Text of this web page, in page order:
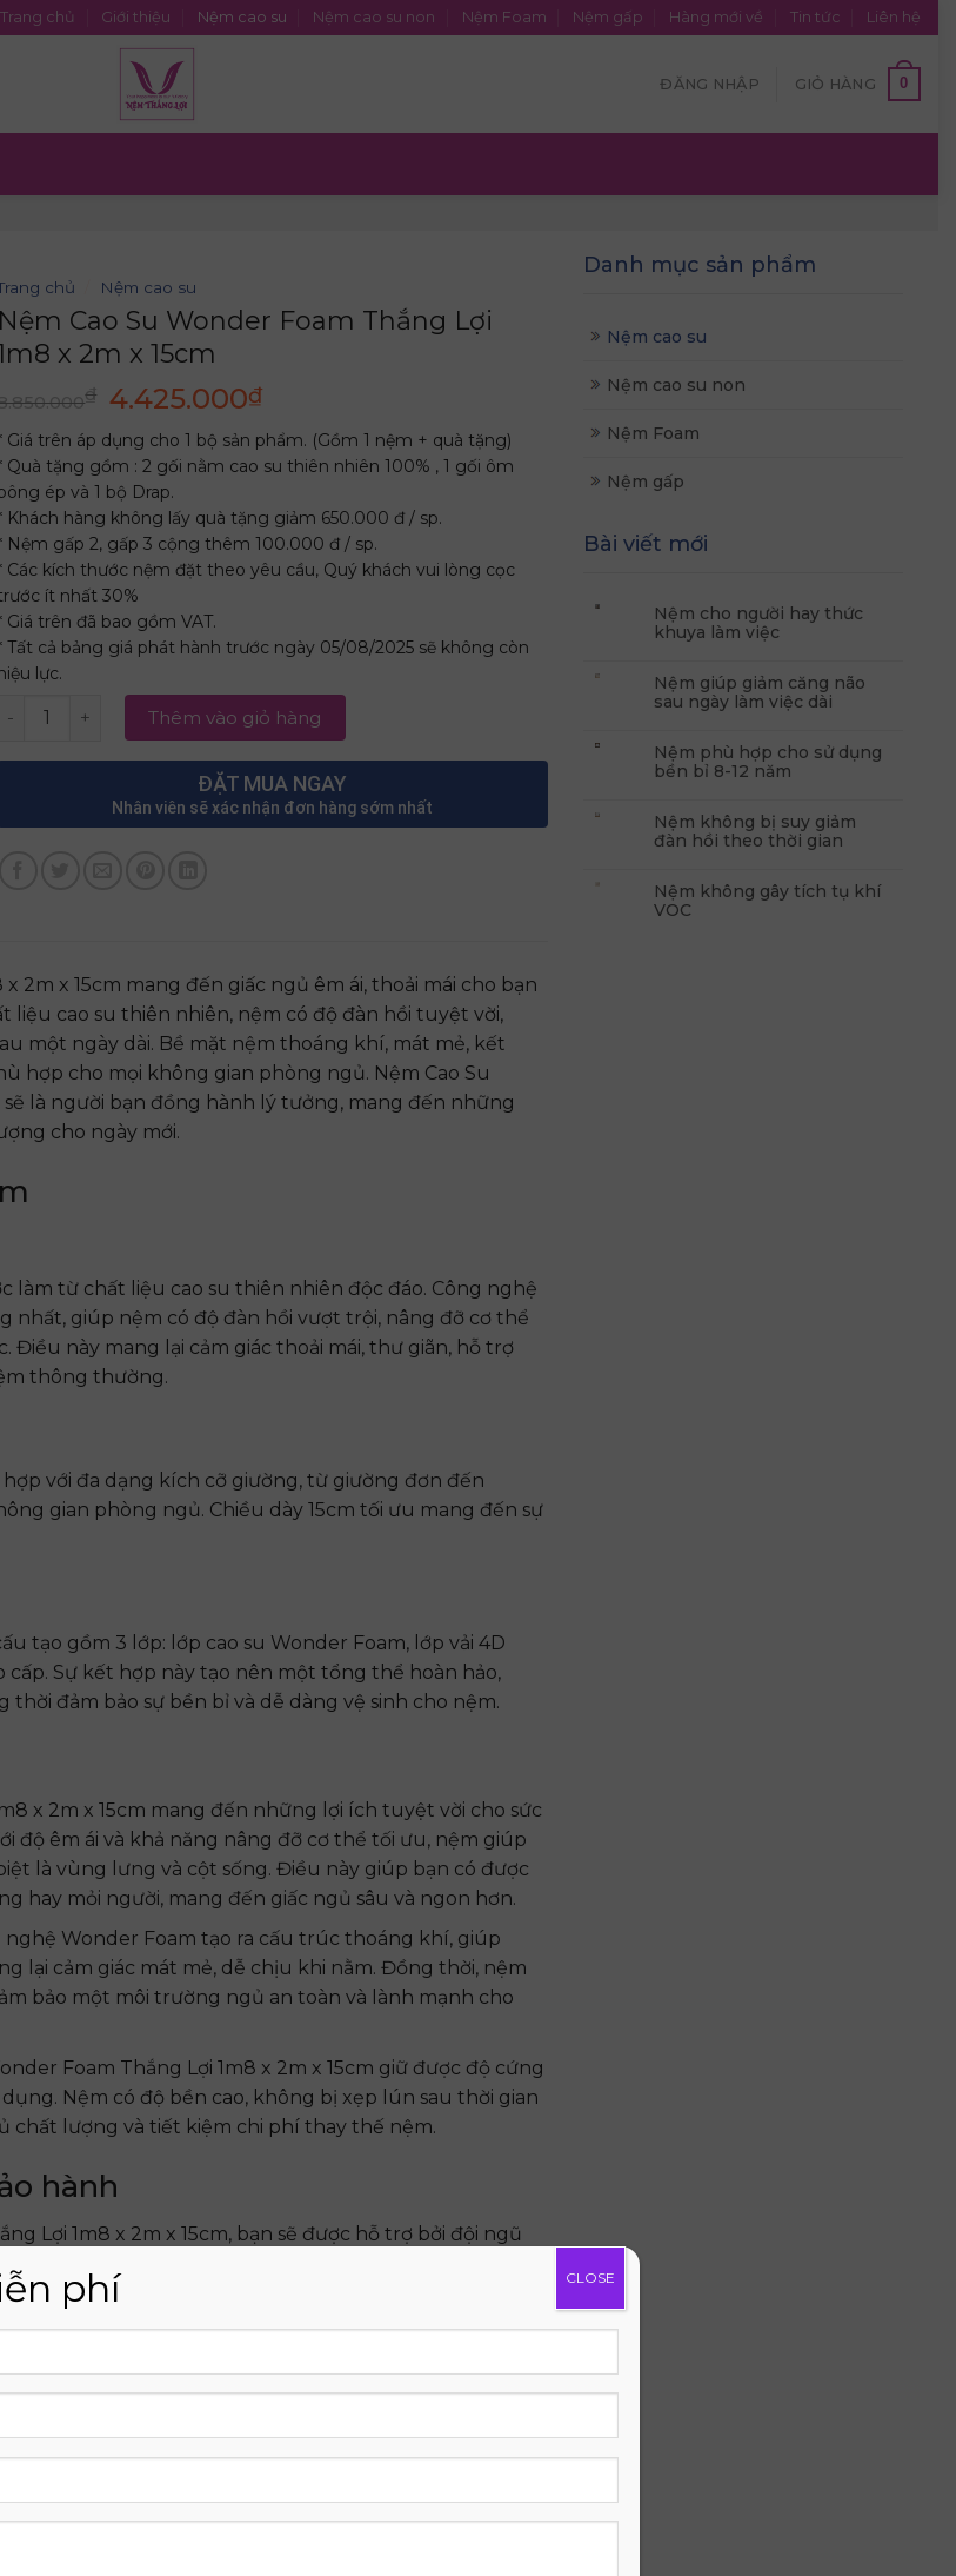
Trang chủ Giới thiệu Nệm cao su Nệm cao su non Nệm Foam Nệm gấp Hàng mới về Tin tức Liên hệ
ĐĂNG NHẬP GIỎ HÀNG 0
Danh mục sản phẩm
Nệm cao su
Nệm cao su non
Nệm Foam
Nệm gấp
Bài viết mới
Nệm cho người hay thức
khuya làm việc
Nệm giúp giảm căng não
sau ngày làm việc dài
Nệm phù hợp cho sử dụng
bền bỉ 8-12 năm
Nệm không bị suy giảm
đàn hồi theo thời gian
Nệm không gây tích tụ khí
VOC
chủ Nệm cao su
Nệm Cao Su Wonder Foam Thắng Lợi
x 2m x 15cm
₫ Giá
gốc
là:
8.850.000₫.
4.425.000₫Giá
hiện
tại
là:
4.425.000₫.
Giá trên áp dụng cho 1 bộ sản phẩm. (Gồm 1 nệm + quà tặng)
Quà tặng gồm : 2 gối nằm cao su thiên nhiên 100% , 1 gối ôm
ép và 1 bộ Drap.
Khách hàng không lấy quà tặng giảm 650.000 đ / sp.
Nệm gấp 2, gấp 3 cộng thêm 100.000 đ / sp.
Các kích thước nệm đặt theo yêu cầu, Quý khách vui lòng cọc
ít nhất 30%
Giá trên đã bao gồm VAT.
Tất cả bảng giá phát hành trước ngày 05/08/2025 sẽ không còn
lực.
Nệm Cao Su Wonder Foam Thắng Lợi 1m8 x 2m x 15cm số lượng
Thêm vào giỏ hàng
ĐẶT MUA NGAY
Nhân viên sẽ xác nhận đơn hàng sớm nhất
2m x 15cm mang đến giấc ngủ êm ái, thoải mái cho bạn
liệu cao su thiên nhiên, nệm có độ đàn hồi tuyệt vời,
một ngày dài. Bề mặt nệm thoáng khí, mát mẻ, kết
hợp cho mọi không gian phòng ngủ. Nệm Cao Su
sẽ là người bạn đồng hành lý tưởng, mang đến những
cho ngày mới.
làm từ chất liệu cao su thiên nhiên độc đáo. Công nghệ
nhất, giúp nệm có độ đàn hồi vượt trội, nâng đỡ cơ thể
Điều này mang lại cảm giác thoải mái, thư giãn, hỗ trợ
thông thường.
với đa dạng kích cỡ giường, từ giường đơn đến
gian phòng ngủ. Chiều dày 15cm tối ưu mang đến sự
tạo gồm 3 lớp: lớp cao su Wonder Foam, lớp vải 4D
cấp. Sự kết hợp này tạo nên một tổng thể hoàn hảo,
đảm bảo sự bền bỉ và dễ dàng vệ sinh cho nệm.
x 2m x 15cm mang đến những lợi ích tuyệt vời cho sức
độ êm ái và khả năng nâng đỡ cơ thể tối ưu, nệm giúp
là vùng lưng và cột sống. Điều này giúp bạn có được
hay mỏi người, mang đến giấc ngủ sâu và ngon hơn.
Wonder Foam tạo ra cấu trúc thoáng khí, giúp
lại cảm giác mát mẻ, dễ chịu khi nằm. Đồng thời, nệm
bảo một môi trường ngủ an toàn và lành mạnh cho
Foam Thắng Lợi 1m8 x 2m x 15cm giữ được độ cứng
Nệm có độ bền cao, không bị xẹp lún sau thời gian
chất lượng và tiết kiệm chi phí thay thế nệm.
hành
Lợi 1m8 x 2m x 15cm, bạn sẽ được hỗ trợ bởi đội ngũ
Chúng tôi cam kết mang đến cho bạn sản phẩm
sự hài lòng của khách hàng.
dịch vụ giao hàng nhanh chóng và miễn phí vận
cách nhanh chóng và tiết kiệm chi phí.
x 2m x 15cm được bảo hành lên đến 15 năm, thể hiện
sản phẩm. Trong trường hợp sản phẩm có lỗi do nhà
vòng 7 ngày và hoàn tiền 100%. Đây là cam kết mạnh
hàng.
tín, chúng tôi mong muốn mang đến cho bạn trải
sử dụng Nệm Cao Su Wonder Foam Thắng Lợi 1m8 x
phí CLOSE